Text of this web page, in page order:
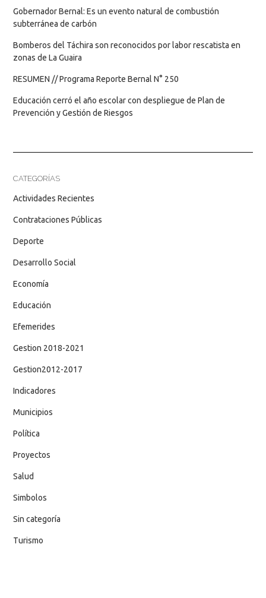
Gobernador Bernal: Es un evento natural de combustión
subterránea de carbón
Bomberos del Táchira son reconocidos por labor rescatista en
zonas de La Guaira
RESUMEN // Programa Reporte Bernal N° 250
Educación cerró el año escolar con despliegue de Plan de
Prevención y Gestión de Riesgos
CATEGORÍAS
Actividades Recientes
Contrataciones Públicas
Deporte
Desarrollo Social
Economía
Educación
Efemerides
Gestion 2018-2021
Gestion2012-2017
Indicadores
Municipios
Política
Proyectos
Salud
Simbolos
Sin categoría
Turismo